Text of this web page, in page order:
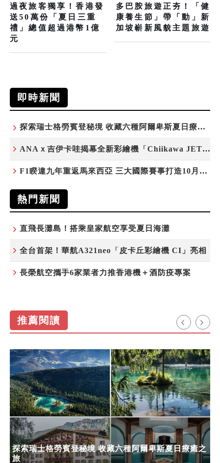
過夜旅客獨享！香港發
送50萬份「夏日三重
禮」總值超過港幣1億
元
多巴胺旅遊正夯！「健
康養生節」帶「動」新
加坡嶄新風貌主題旅遊
即時新聞
探索瑞士格勞賓登秘境 收藏六種阿爾卑斯夏日療癒之旅
ANAｘ吉伊卡哇揭幕全新彩繪機「Chiikawa JET」
F1睽違九年重返馬來西亞 三大國際賽事打造10月運動旅遊熱潮 賽車、自行車、路跑同週登場
熱門新聞
直飛長灘島！搭乘皇家航空享受夏日海灘
全台首架！華航A321neo「皮卡丘彩繪機 CI」亮相
長榮航空攜手6家業者力推香港機＋酒防疫專案
推薦閱讀
探索瑞士格勞賓登秘境 收藏六種阿爾卑斯夏日療癒之
旅